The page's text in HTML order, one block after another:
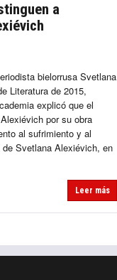
a
bielorrusa Svetlana
Literatura de 2015,
explicó que el
por su obra
al sufrimiento y al
Svetlana Alexiévich, en
Leer más